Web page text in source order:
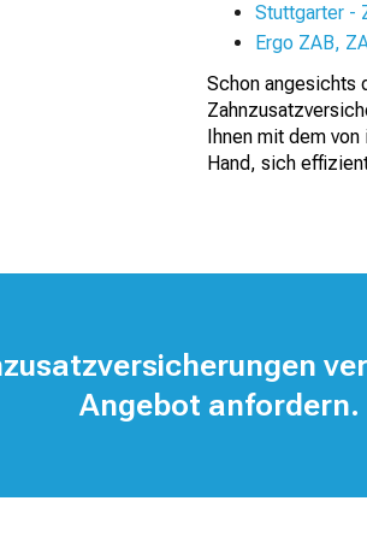
Stuttgarter -
Ergo ZAB,
Schon angesichts
Ihnen mit dem
Hand, sich
Angebot anfordern.